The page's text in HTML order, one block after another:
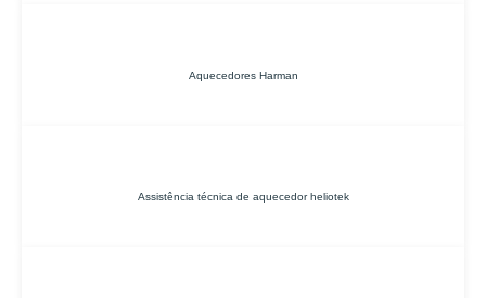
Aquecedores Harman
Assistência técnica de aquecedor heliotek